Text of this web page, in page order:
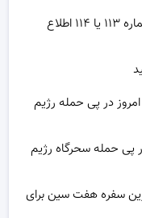
مواردی که باید جدی بگیرید و فورا به شماره ۱۱۳ یا ۱۱۴ اطلاع
در پی حمله رژیم
پی حمله سحرگاه رژیم
سفره هفت سین برای